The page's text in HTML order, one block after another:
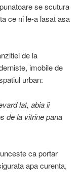
se scutura
ce ni le-a lasat asa
de la
imobile de
urban:
lat, abia ii
de la vitrine pana
ca portar
apa curenta,